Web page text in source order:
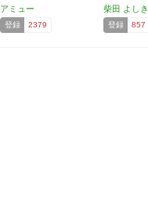
アミュー
登録 2379
柴田 よしき
登録 857